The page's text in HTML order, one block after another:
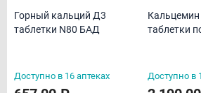
Горный кальций Д3
таблетки N80 БАД
Доступно в 16 аптеках
таблетки
Доступно в